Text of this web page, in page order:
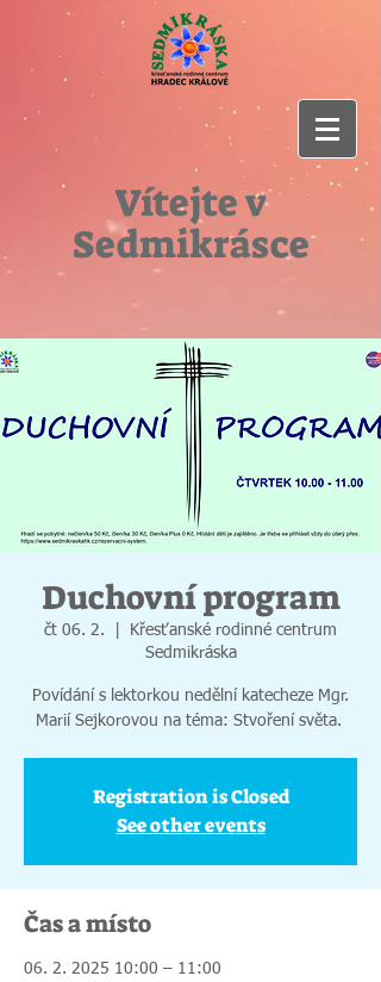
Vítejte v
Sedmikrásce
Duchovní program
čt 06. 2.
Křesťanské rodinné centrum
Sedmikráska
Povídání s lektorkou nedělní katecheze Mgr.
Marií Sejkorovou na téma: Stvoření světa.
Registration is Closed
See other events
Čas a místo
06. 2. 2025 10:00 – 11:00